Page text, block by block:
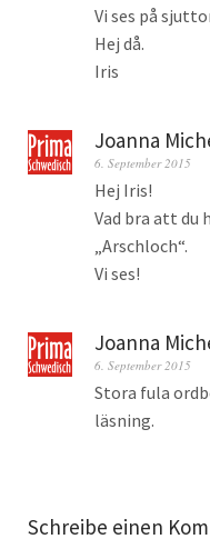
Vi ses på
Hej då.
Iris
Joanna
6. September 2015
Hej Iris!
Vad bra att du
„Arschloch“.
Vi ses!
Joanna
6. September 2015
Stora fula
läsning.
Schreibe einen